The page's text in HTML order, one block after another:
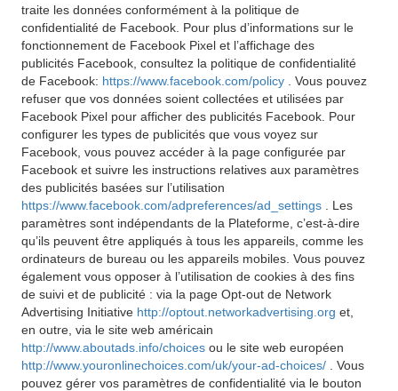
traite les données conformément à la politique de
confidentialité de Facebook. Pour plus d’informations sur le
fonctionnement de Facebook Pixel et l’affichage des
publicités Facebook, consultez la politique de confidentialité
de Facebook: https://www.facebook.com/policy
. Vous pouvez
refuser que vos données soient collectées et utilisées par
Facebook Pixel pour afficher des publicités Facebook. Pour
configurer les types de publicités que vous voyez sur
Facebook, vous pouvez accéder à la page configurée par
Facebook et suivre les instructions relatives aux paramètres
des publicités basées sur l’utilisation
https://www.facebook.com/adpreferences/ad_settings
. Les
paramètres sont indépendants de la Plateforme, c’est-à-dire
qu’ils peuvent être appliqués à tous les appareils, comme les
ordinateurs de bureau ou les appareils mobiles. Vous pouvez
également vous opposer à l’utilisation de cookies à des fins
de suivi et de publicité : via la page Opt-out de Network
Advertising Initiative http://optout.networkadvertising.org et,
en outre, via le site web américain
http://www.aboutads.info/choices ou le site web européen
http://www.youronlinechoices.com/uk/your-ad-choices/
. Vous
pouvez gérer vos paramètres de confidentialité via le bouton